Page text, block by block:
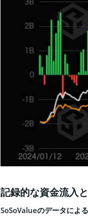
記録的な資金流入
SoSoValueのデータによ